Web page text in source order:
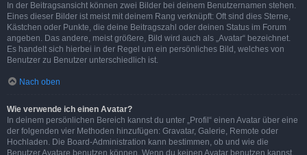
In der Beitragsansicht können zwei Bilder bei deinem Benutzernamen stehen.
Eines dieser Bilder ist meist mit deinem Rang verknüpft: Oft sind dies Sterne,
Kästchen oder Punkte, die deine Beitragszahl oder deinen Status im Forum
angeben. Das andere, meist größere, Bild wird auch als „Avatar“ bezeichnet.
Es handelt sich hierbei in der Regel um ein persönliches Bild, welches von
Benutzer zu Benutzer unterschiedlich ist.
Nach oben
Wie verwende ich einen Avatar?
In deinem persönlichen Bereich kannst du unter „Profil“ einen Avatar über eine
der folgenden vier Methoden hinzufügen: Gravatar, Galerie, Remote oder
Hochladen. Die Board-Administration kann bestimmen, ob und wie die
Benutzer Avatare benutzen können. Wenn du keinen Avatar benutzen kannst,